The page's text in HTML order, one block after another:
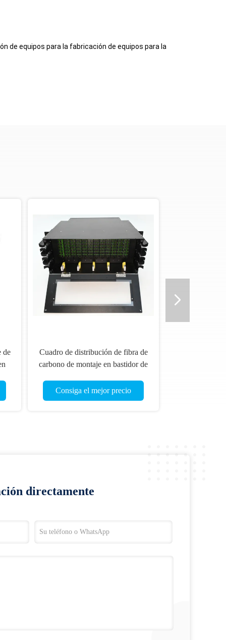
de equipos para la fabricación de equipos para la
de distribución de fibra
DA-FDB-16G-PA-12
el mejor precio
SC/APC Adaptador Tipo DA-
ODFU 144F Unidad de marco de
Solución perfecta para redes de
directamente